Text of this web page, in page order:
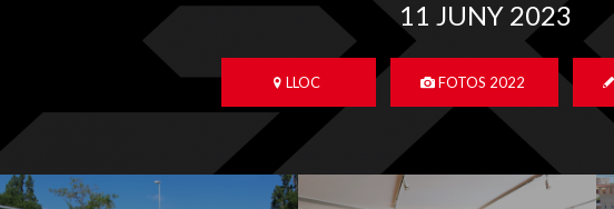
11 JUNY 2023
LLOC FOTOS 2022